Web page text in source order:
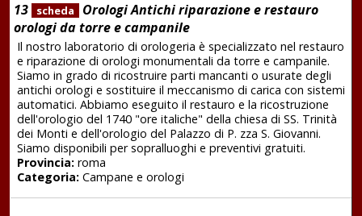
13 scheda
Orologi Antichi riparazione e restauro
orologi da torre e campanile
Il nostro laboratorio di orologeria è specializzato nel restauro
e riparazione di orologi monumentali da torre e campanile.
Siamo in grado di ricostruire parti mancanti o usurate degli
antichi orologi e sostituire il meccanismo di carica con sistemi
automatici. Abbiamo eseguito il restauro e la ricostruzione
dell'orologio del 1740 "ore italiche" della chiesa di SS. Trinità
dei Monti e dell'orologio del Palazzo di P. zza S. Giovanni.
Siamo disponibili per sopralluoghi e preventivi gratuiti.
Provincia:roma
Categoria:Campane e orologi